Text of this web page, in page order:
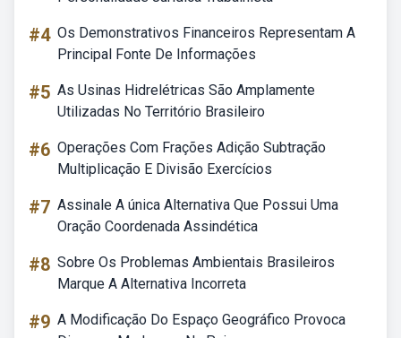
#4 Os Demonstrativos Financeiros Representam A
Principal Fonte De Informações
#5 As Usinas Hidrelétricas São Amplamente
Utilizadas No Território Brasileiro
#6 Operações Com Frações Adição Subtração
Multiplicação E Divisão Exercícios
#7 Assinale A única Alternativa Que Possui Uma
Oração Coordenada Assindética
#8 Sobre Os Problemas Ambientais Brasileiros
Marque A Alternativa Incorreta
#9 A Modificação Do Espaço Geográfico Provoca